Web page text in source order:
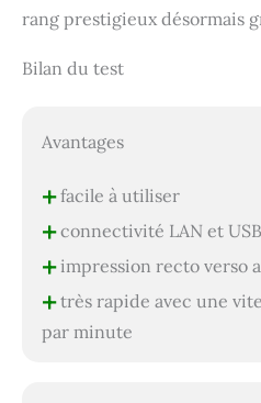
rang prestigieux désormais
Bilan du test
Avantages
+facile à utiliser
+connectivité LAN et
+impression recto verso
+très rapide avec une
par minute